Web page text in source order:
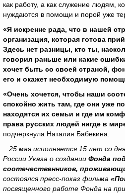
как работу, а как служение людям,
нуждаются в помощи и порой уже
«Я искренне рада, что в нашей
организация, которая готова
Здесь нет разницы, кто ты,
говорил раньше или какие
хочет быть со своей страной,
его и окажет необходимую
«Очень хочется, чтобы наши
спокойно жить там, где они уже
находятся их семьи и где им
права русских людей нигде в
подчеркнула Наталия Бабекина.
25 мая исполняется 15 лет со
России Указа о создании Фонда
соотечественников,
состоялся пресс-показ фильма
посвященного работе Фонда на